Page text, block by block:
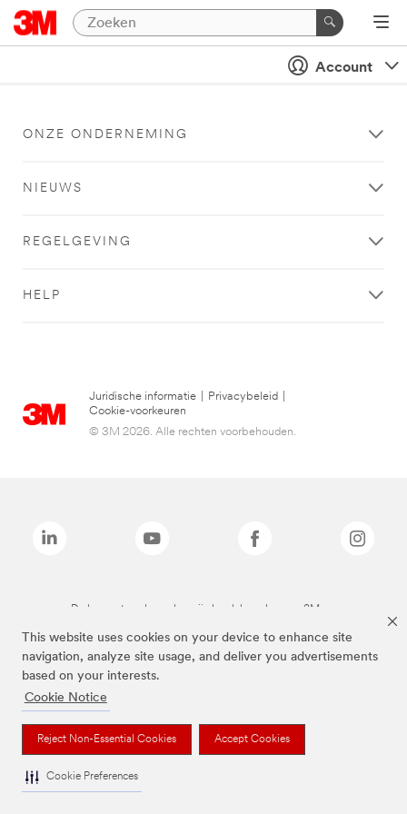
This website uses cookies on your device to enhance site
navigation, analyze site usage, and deliver you advertisements
based on your interests.
Cookie Notice
Reject Non-Essential Cookies Accept Cookies
Cookie Preferences
Account
ONZE ONDERNEMING
NIEUWS
REGELGEVING
HELP
Juridische informatie Privacybeleid
Cookie-voorkeuren
© 3M 2026. Alle rechten voorbehouden.
De bovenstaande merken zijn handelsmerken van 3M.we